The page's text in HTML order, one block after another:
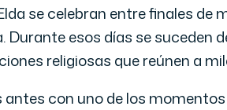
se celebran entre finales de
Durante esos días se suceden
religiosas que reúnen a
con uno de los